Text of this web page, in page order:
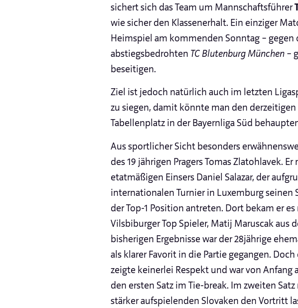
sichert sich das Team um Mannschaftsführer
wie sicher den Klassenerhalt. Ein einziger
Heimspiel am kommenden Sonntag – gegen
abstiegsbedrohten TC Blutenburg München –
beseitigen.
Ziel ist jedoch natürlich auch im letzten
zu siegen, damit könnte man den
Tabellenplatz in der Bayernliga Süd
Aus sportlicher Sicht besonders
des 19 jährigen Pragers Tomas Zlatohlavek.
etatmäßigen Einsers Daniel Salazar, der
internationalen Turnier in Luxemburg seinen
der Top-1 Position antreten. Dort bekam er
Vilsbiburger Top Spieler, Matij Maruscak aus
bisherigen Ergebnisse war der 28jährige
als klarer Favorit in die Partie gegangen.
zeigte keinerlei Respekt und war von Anfang
den ersten Satz im Tie-break. Im zweiten
stärker aufspielenden Slovaken den Vortritt